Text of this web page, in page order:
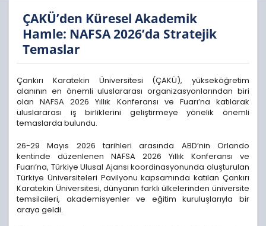
ÇAKÜ’den Küresel Akademik
Hamle: NAFSA 2026’da Stratejik
Temaslar
Çankırı Karatekin Üniversitesi (ÇAKÜ), yükseköğretim
alanının en önemli uluslararası organizasyonlarından biri
olan NAFSA 2026 Yıllık Konferansı ve Fuarı’na katılarak
uluslararası iş birliklerini geliştirmeye yönelik önemli
temaslarda bulundu.
26-29 Mayıs 2026 tarihleri arasında ABD’nin Orlando
kentinde düzenlenen NAFSA 2026 Yıllık Konferansı ve
Fuarı’na, Türkiye Ulusal Ajansı koordinasyonunda oluşturulan
Türkiye Üniversiteleri Pavilyonu kapsamında katılan Çankırı
Karatekin Üniversitesi, dünyanın farklı ülkelerinden üniversite
temsilcileri, akademisyenler ve eğitim kuruluşlarıyla bir
araya geldi.